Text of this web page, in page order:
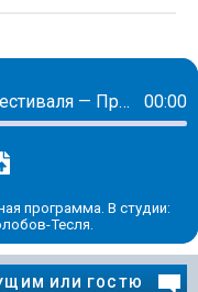
«ЭХО Большого детского фестиваля — Приангарье»: 00:00
программа. В студии:
Тесля.
ИЛИ ГОСТЮ